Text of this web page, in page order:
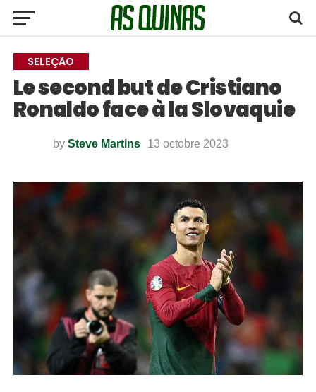
SELEÇÃO
Le second but de Cristiano
Ronaldo face à la Slovaquie
by Steve Martins 13 octobre 2023